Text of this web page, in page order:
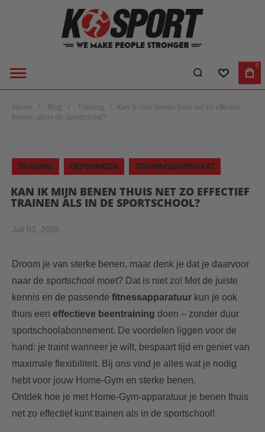
0
Home Blog Training
Kan ik mijn benen thuis net zo effectief
trainen als in de sportschool?
TRAINING OEFENINGEN TRAININGSAPPARAAT
KAN IK MIJN BENEN THUIS NET ZO EFFECTIEF
TRAINEN ALS IN DE SPORTSCHOOL?
Juli 03, 2025
Droom je van sterke benen, maar denk je dat je daarvoor
naar de sportschool moet? Dat is niet zo! Met de juiste
kennis en de passende fitnessapparatuur kun je ook
thuis een effectieve beentraining doen – zonder duur
sportschoolabonnement. De voordelen liggen voor de
hand: je traint wanneer je wilt, bespaart tijd en geniet van
maximale flexibiliteit. Bij ons vind je alles wat je nodig
hebt voor jouw Home-Gym en sterke benen.
Ontdek hoe je met Home-Gym-apparatuur je benen thuis
net zo effectief kunt trainen als in de sportschool!